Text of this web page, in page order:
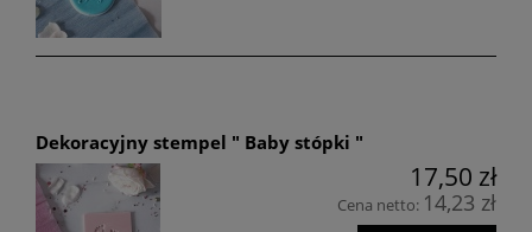
Dekoracyjny stempel " Baby stópki "
17,50 zł
Cena netto: 14,23 zł